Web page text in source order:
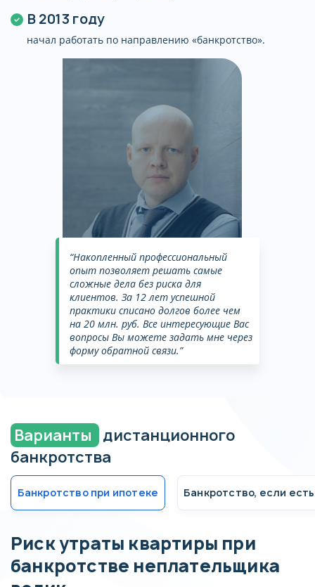
В 2013 году
начал работать по направлению «банкротство».
“Накопленный профессиональный
опыт позволяет решать самые
сложные дела без риска для
клиентов. За 12 лет успешной
практики списано долгов более чем
на 20 млн. руб. Все интересующие Вас
вопросы Вы можете задать мне через
форму обратной связи.”
Варианты
дистанционного
банкротства
Банкротство при ипотеке Банкротство, если
Риск утраты квартиры при
банкротстве неплательщика
консультацию
Телефон
месяцев. Точная стоимость
процедуры банкротства
физлица, с учетом вашей
ситуации, определяется после
беседы с юристом компании и
фиксируется в договоре.
телефона
и мы вам перезвоним с номера
Не пропустите наш звонок!